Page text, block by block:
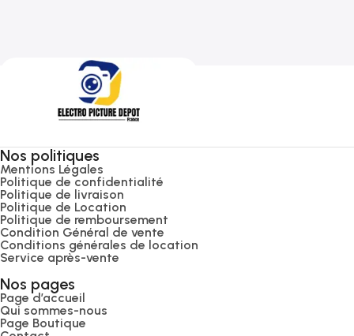
Nos politiques
Mentions Légales
Politique de confidentialité
Politique de livraison
Politique de Location
Politique de remboursement
Condition Général de vente
Conditions générales de location
Service après-vente
Nos pages
Page d’accueil
Qui sommes-nous
Page Boutique